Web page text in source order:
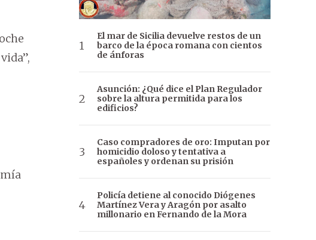
El mar de Sicilia devuelve restos de un
barco de la época romana con cientos
de ánforas
Asunción: ¿Qué dice el Plan Regulador
sobre la altura permitida para los
edificios?
Caso compradores de oro: Imputan por
homicidio doloso y tentativa a
españoles y ordenan su prisión
Policía detiene al conocido Diógenes
Martínez Vera y Aragón por asalto
millonario en Fernando de la Mora